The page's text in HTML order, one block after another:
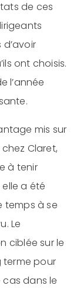
de ces
ont choisis.
l’année
mis sur
chez Claret,
à tenir
a été
temps à se
Le
ciblée sur le
terme pour
cas dans le